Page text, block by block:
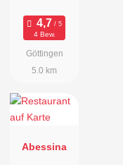
4 Bew.
Göttingen
5.0 km
Abessina